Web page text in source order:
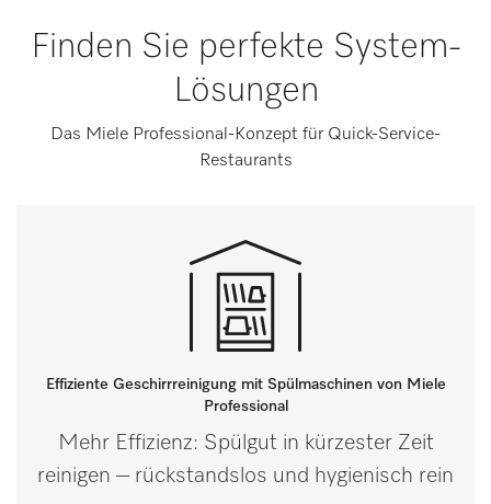
Finden Sie perfekte System-
Lösungen
Das Miele Professional-Konzept für Quick-Service-
Restaurants
Effiziente Geschirrreinigung mit Spülmaschinen von Miele
Professional
Mehr Effizienz: Spülgut in kürzester Zeit
reinigen – rückstandslos und hygienisch rein